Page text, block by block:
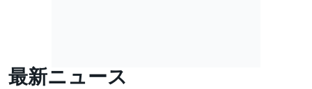
最新ニュース